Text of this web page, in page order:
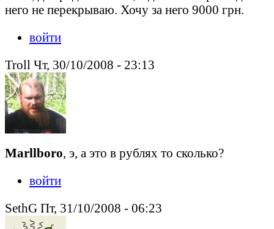
него не перекрываю. Хочу за него 9000 грн.
войти
Troll Чт, 30/10/2008 - 23:13
Marllboro, э, а это в рублях то сколько?
войти
SethG Пт, 31/10/2008 - 06:23